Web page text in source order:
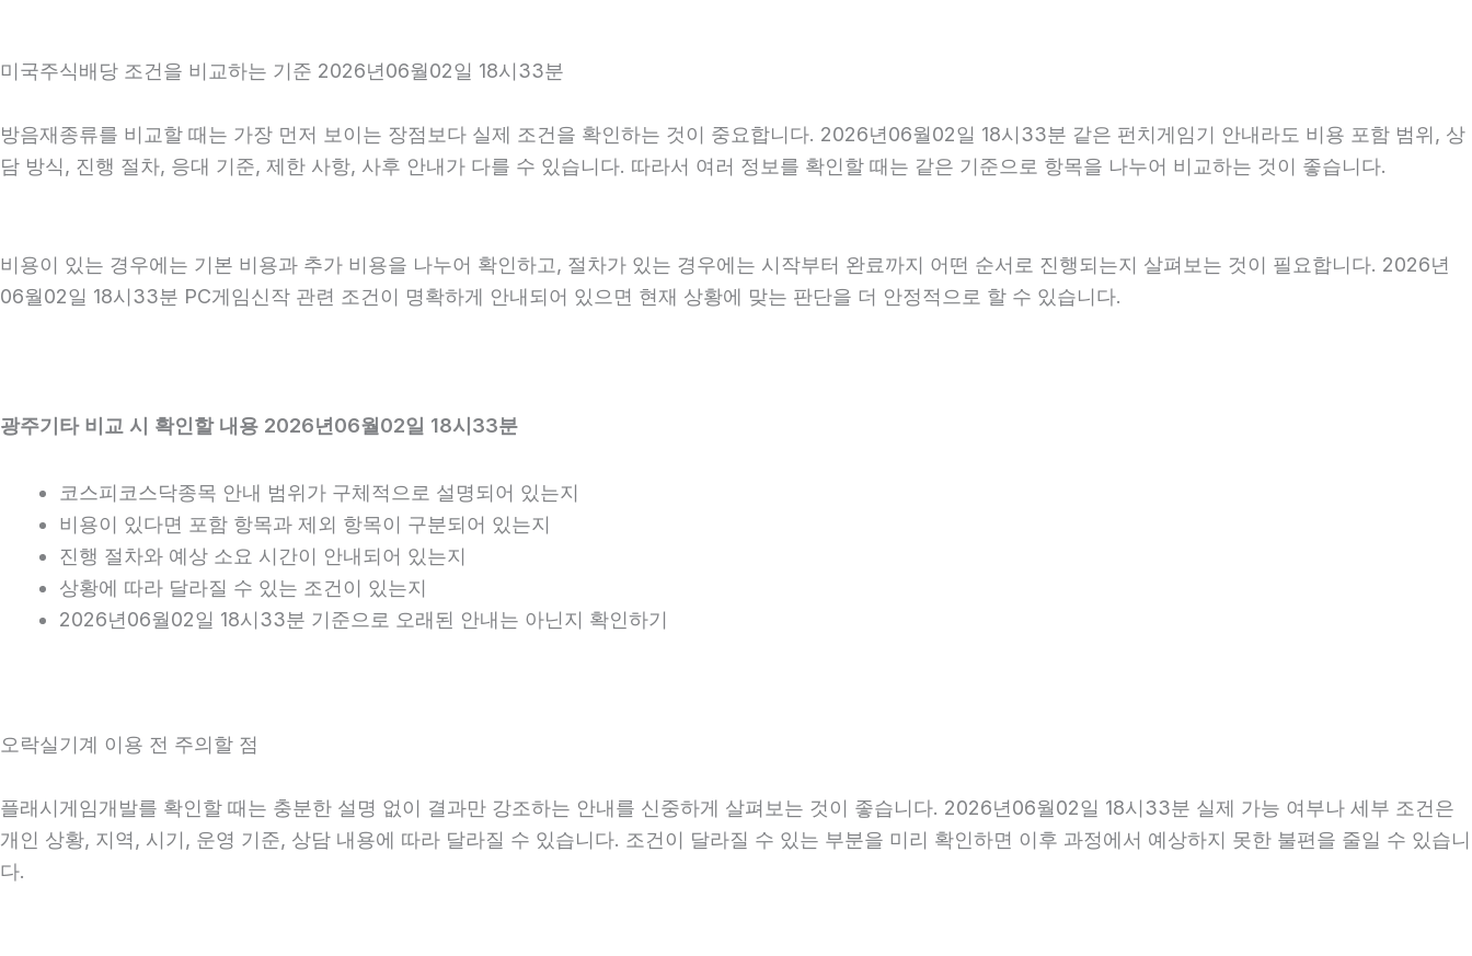
미국주식배당 조건을 비교하는 기준 2026년06월02일 18시33분
방음재종류를 비교할 때는 가장 먼저 보이는 장점보다 실제 조건을 확인하는 것이 중요합니다. 2026년06월02일 18시33분 같은 펀치게임기 안내라도 비용 포함 범위, 상
담 방식, 진행 절차, 응대 기준, 제한 사항, 사후 안내가 다를 수 있습니다. 따라서 여러 정보를 확인할 때는 같은 기준으로 항목을 나누어 비교하는 것이 좋습니다.
비용이 있는 경우에는 기본 비용과 추가 비용을 나누어 확인하고, 절차가 있는 경우에는 시작부터 완료까지 어떤 순서로 진행되는지 살펴보는 것이 필요합니다. 2026년
06월02일 18시33분 PC게임신작 관련 조건이 명확하게 안내되어 있으면 현재 상황에 맞는 판단을 더 안정적으로 할 수 있습니다.
광주기타 비교 시 확인할 내용 2026년06월02일 18시33분
코스피코스닥종목 안내 범위가 구체적으로 설명되어 있는지
비용이 있다면 포함 항목과 제외 항목이 구분되어 있는지
진행 절차와 예상 소요 시간이 안내되어 있는지
상황에 따라 달라질 수 있는 조건이 있는지
2026년06월02일 18시33분 기준으로 오래된 안내는 아닌지 확인하기
오락실기계 이용 전 주의할 점
플래시게임개발를 확인할 때는 충분한 설명 없이 결과만 강조하는 안내를 신중하게 살펴보는 것이 좋습니다. 2026년06월02일 18시33분 실제 가능 여부나 세부 조건은
개인 상황, 지역, 시기, 운영 기준, 상담 내용에 따라 달라질 수 있습니다. 조건이 달라질 수 있는 부분을 미리 확인하면 이후 과정에서 예상하지 못한 불편을 줄일 수 있습니
다.